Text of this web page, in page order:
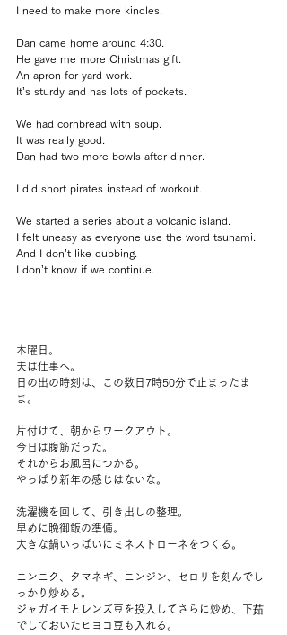
I need to make more kindles.
Dan came home around 4:30.
He gave me more Christmas gift.
An apron for yard work.
It’s sturdy and has lots of pockets.
We had cornbread with soup.
It was really good.
Dan had two more bowls after dinner.
I did short pirates instead of workout.
We started a series about a volcanic island.
I felt uneasy as everyone use the word tsunami.
And I don’t like dubbing.
I don’t know if we continue.
木曜日。
夫は仕事へ。
日の出の時刻は、この数日7時50分で止まったま
ま。
片付けて、朝からワークアウト。
今日は腹筋だった。
それからお風呂につかる。
やっぱり新年の感じはないな。
洗濯機を回して、引き出しの整理。
早めに晩御飯の準備。
大きな鍋いっぱいにミネストローネをつくる。
ニンニク、タマネギ、ニンジン、セロリを刻んでし
っかり炒める。
ジャガイモとレンズ豆を投入してさらに炒め、下茹
でしておいたヒヨコ豆も入れる。